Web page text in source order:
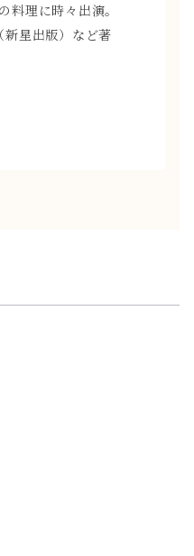
料理に時々出演。
星出版）など著